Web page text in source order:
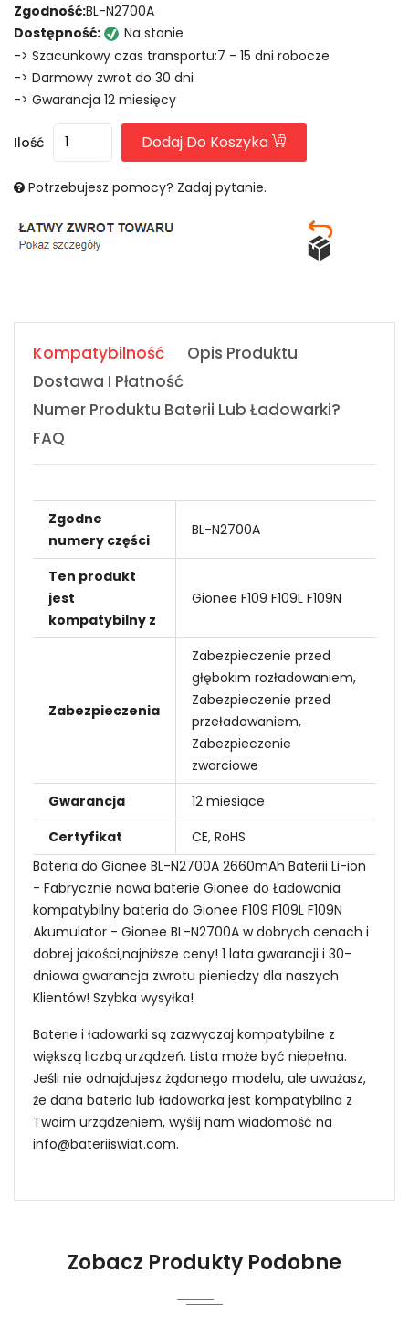
Zgodność:BL-N2700A
Dostępność:
Na stanie
-> Szacunkowy czas transportu:7 - 15 dni robocze
-> Darmowy zwrot do 30 dni
-> Gwarancja 12 miesięcy
Ilość Dodaj Do Koszyka
Potrzebujesz pomocy? Zadaj pytanie.
Kompatybilność
Opis Produktu
Dostawa I Płatność
Numer Produktu Baterii Lub Ładowarki?
FAQ
Zgodne
numery części
BL-N2700A
Ten produkt
jest
kompatybilny z
Gionee F109 F109L F109N
Zabezpieczenia
Zabezpieczenie przed
głębokim rozładowaniem,
Zabezpieczenie przed
przeładowaniem,
Zabezpieczenie
zwarciowe
Gwarancja
12 miesiące
Certyfikat
CE, RoHS
Bateria do Gionee BL-N2700A 2660mAh Baterii Li-ion
- Fabrycznie nowa baterie Gionee do Ładowania
kompatybilny bateria do Gionee F109 F109L F109N
Akumulator - Gionee BL-N2700A w dobrych cenach i
dobrej jakości,najniższe ceny! 1 lata gwarancji i 30-
dniowa gwarancja zwrotu pieniedzy dla naszych
Klientów! Szybka wysyłka!
Baterie i ładowarki są zazwyczaj kompatybilne z
większą liczbą urządzeń. Lista może być niepełna.
Jeśli nie odnajdujesz żądanego modelu, ale uważasz,
że dana bateria lub ładowarka jest kompatybilna z
Twoim urządzeniem, wyślij nam wiadomość na
info@bateriiswiat.com.
Niezawodność i pewność
1.Model urządzenia
Zobacz Produkty Podobne